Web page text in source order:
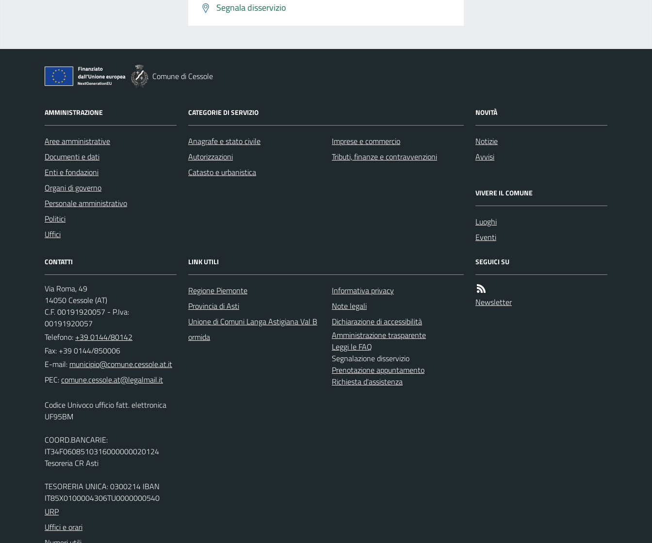
Segnala disservizio
Comune di Cessole
AMMINISTRAZIONE
Aree amministrative
Documenti e dati
Enti e fondazioni
Organi di governo
Personale amministrativo
Politici
Uffici
CATEGORIE DI SERVIZIO
Anagrafe e stato civile
Autorizzazioni
Catasto e urbanistica
Imprese e commercio
Tributi, finanze e contravvenzioni
NOVITÀ
Notizie
Avvisi
VIVERE IL COMUNE
Luoghi
Eventi
CONTATTI
Via Roma, 49
14050 Cessole (AT)
C.F. 00191920057 - P.Iva:
00191920057
Telefono: +39 0144/80142
Fax: +39 0144/850006
E-mail:
PEC:
Codice Univoco ufficio fatt. elettronica
UF95BM
COORD.BANCARIE:
IT34F0608510316000000020124
Tesoreria CR Asti
TESORERIA UNICA: 0300214 IBAN
IT85X0100004306TU0000000540
URP
Uffici e orari
LINK UTILI
Regione Piemonte
Provincia di Asti
Unione di Comuni Langa Astigiana Val B
ormida
Informativa privacy
Note legali
Dichiarazione di accessibilità
Amministrazione trasparente
Leggi le FAQ
Segnalazione disservizio
Prenotazione appuntamento
Richiesta d'assistenza
SEGUICI SU
Newsletter